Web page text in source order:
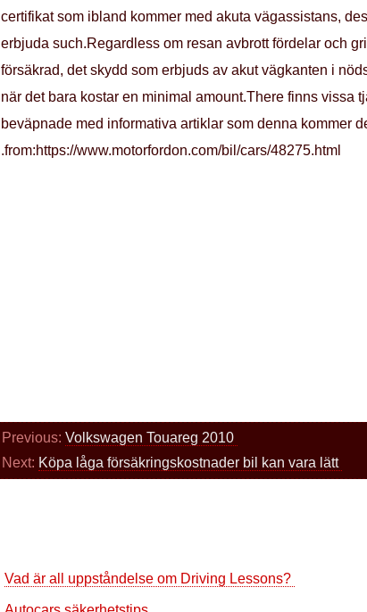
certifikat som ibland kommer med akuta vägassistans,
erbjuda such.Regardless om resan avbrott fördelar och
försäkrad, det skydd som erbjuds av akut vägkanten i
när det bara kostar en minimal amount.There finns vissa
beväpnade med informativa artiklar som denna kommer
.from:https://www.motorfordon.com/bil/cars/48275.html
Previous: Volkswagen Touareg 2010
Next: Köpa låga försäkringskostnader bil kan vara lätt
Vad är all uppståndelse om Driving Lessons?